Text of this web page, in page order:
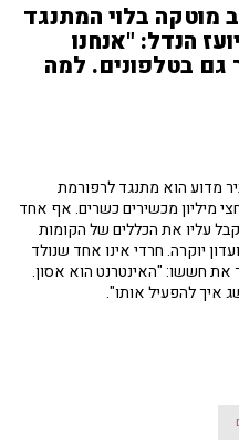
מוטקה בלוי המתנגד
הנדל: "אנחנו
גם בטלפונים. למה
מדוע הוא מתנגד לרפורמת
מיליון מכשירים כשרים. אף אחד
עליו את הכללים של הקומות
יוקרה. חרדי אינו אחד שנולד
אתחששו: "האינטרנט הוא אסון.
איך להפעיל אותו".